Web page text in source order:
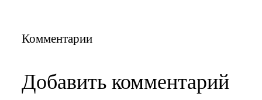
Комментарии
Добавить комментарий